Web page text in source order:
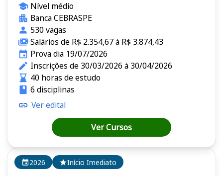
2026 Início Imediato
Nível médio
Banca CEBRASPE
530 vagas
Salários de R$ 2.354,67 à R$ 3.874,43
Prova dia 19/07/2026
Inscrições de 30/03/2026 à 30/04/2026
40 horas de estudo
6 disciplinas
Ver edital
Ver Cursos